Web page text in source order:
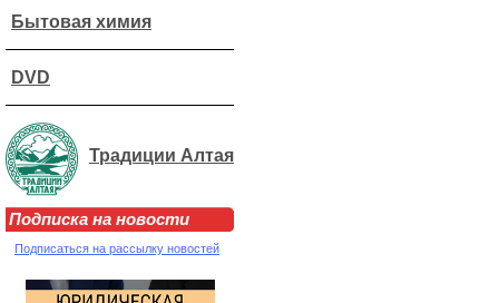
Бытовая химия
DVD
Традиции Алтая
Подписка на новости
Подписаться на рассылку новостей